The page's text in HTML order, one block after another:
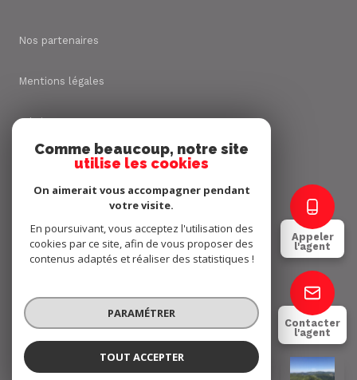
Jimmy FALIES
Appeler
l'agent
Contacter
l'agent
Nos partenaires
Mentions légales
Admin
Nos honoraires
Cookies
© 2026 | Tous droits réservés
Réalisé par
Comme beaucoup, notre site
utilise les cookies
On aimerait vous accompagner pendant
votre visite.
En poursuivant, vous acceptez l'utilisation des
cookies par ce site, afin de vous proposer des
contenus adaptés et réaliser des statistiques !
PARAMÉTRER
TOUT ACCEPTER